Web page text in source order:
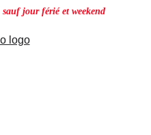
jour férié et weekend